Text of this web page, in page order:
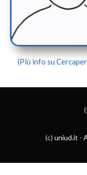
(Più info su
(
(c) uniud.it -